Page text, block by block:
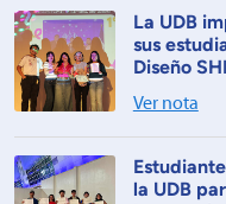
La UDB
sus
Diseño
Ver nota
la UDB